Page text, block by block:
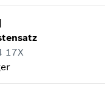
€*
inklusive MwSt
zeigen
:13
zeigen
|
17X